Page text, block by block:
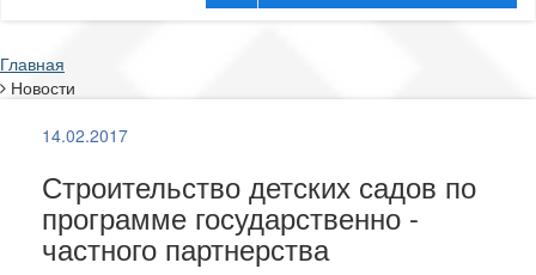
Главная
Новости
14.02.2017
Строительство детских садов по
программе государственно -
частного партнерства